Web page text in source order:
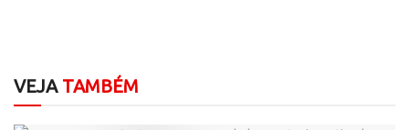
VEJATAMBÉM